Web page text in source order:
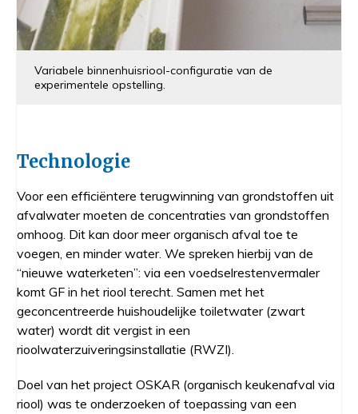
Variabele binnenhuisriool-configuratie van de
experimentele opstelling.
Technologie
Voor een efficiëntere terugwinning van grondstoffen uit
afvalwater moeten de concentraties van grondstoffen
omhoog. Dit kan door meer organisch afval toe te
voegen, en minder water. We spreken hierbij van de
“nieuwe waterketen”: via een voedselrestenvermaler
komt GF in het riool terecht. Samen met het
geconcentreerde huishoudelijke toiletwater (zwart
water) wordt dit vergist in een
rioolwaterzuiveringsinstallatie (RWZI).
Doel van het project OSKAR (organisch keukenafval via
riool) was te onderzoeken of toepassing van een